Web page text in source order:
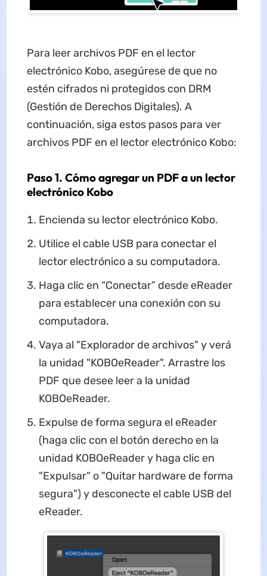
Para leer archivos PDF en el lector
electrónico Kobo, asegúrese de que no
estén cifrados ni protegidos con DRM
(Gestión de Derechos Digitales). A
continuación, siga estos pasos para ver
archivos PDF en el lector electrónico Kobo:
Paso 1. Cómo agregar un PDF a un lector
electrónico Kobo
Encienda su lector electrónico Kobo.
Utilice el cable USB para conectar el
lector electrónico a su computadora.
Haga clic en “Conectar” desde eReader
para establecer una conexión con su
computadora.
Vaya al "Explorador de archivos" y verá
la unidad "KOBOeReader". Arrastre los
PDF que desee leer a la unidad
KOBOeReader.
Expulse de forma segura el eReader
(haga clic con el botón derecho en la
unidad KOBOeReader y haga clic en
"Expulsar" o "Quitar hardware de forma
segura") y desconecte el cable USB del
eReader.